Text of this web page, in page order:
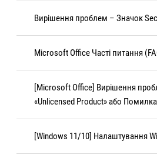
Вирішення проблем – Значок
Microsoft Office Часті питання
[Microsoft Office] Вирішення
«Unlicensed Product» або Помилка
[Windows 11/10] Налаштування